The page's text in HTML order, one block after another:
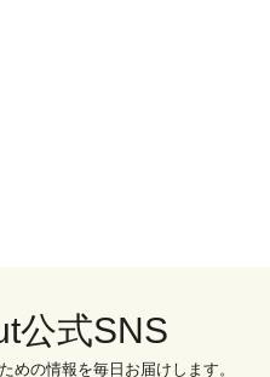
公式SNS
めの情報を毎日お届けします。